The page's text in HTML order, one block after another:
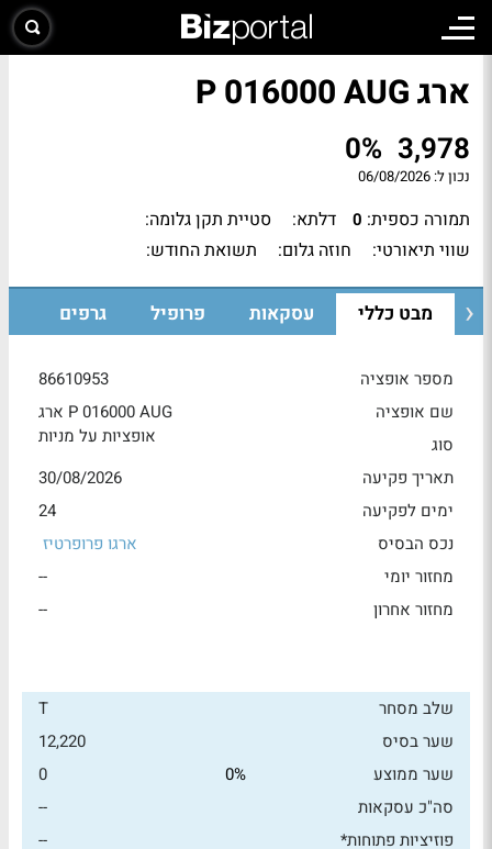
ארג P 016000 AUG
3,978
0%
נכון ל: 06/08/2026
תמורה כספית: 0 דלתא:
סטיית תקן גלומה:
שווי תיאורטי:
חוזה גלום: תשואת החודש:
מבט כללי עסקאות פרופיל גרפים
מספר אופציה
86610953
שם אופציה
ארג P 016000 AUG
סוג
אופציות על מניות
תאריך פקיעה
30/08/2026
ימים לפקיעה
24
נכס הבסיס
ארגו פרופרטיז
מחזור יומי
--
מחזור אחרון
--
שלב מסחר
T
שער בסיס
12,220
שער ממוצע
0%
0
סה"כ עסקאות
--
פוזיציות פתוחות*
--